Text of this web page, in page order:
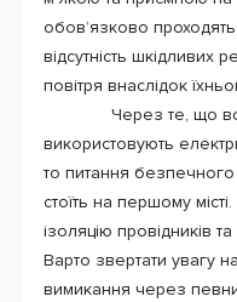
обов’язково проходять
відсутність шкідливих
повітря внаслідок
Через те, що всі
використовують
то питання безпечного
стоїть на першому
ізоляцію провідників
Варто звертати увагу
вимикання через